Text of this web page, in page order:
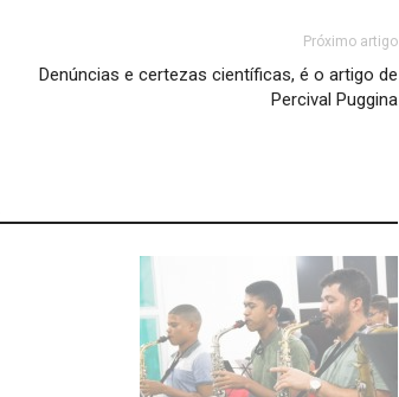
Próximo artigo
Denúncias e certezas científicas, é o artigo de
Percival Puggina